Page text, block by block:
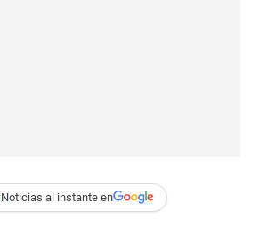
Noticias al instante en